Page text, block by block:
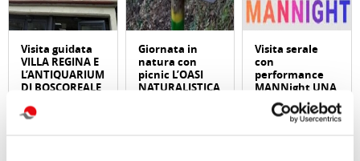
Visita guidata
VILLA REGINA E
L’ANTIQUARIUM
DI BOSCOREALE
Settembre 2026
Giornata in
natura con
picnic L’OASI
NATURALISTICA
Visita serale
con
performance
MANNight UNA
NOTTE AL
MUSEO TRA
MUSICA E